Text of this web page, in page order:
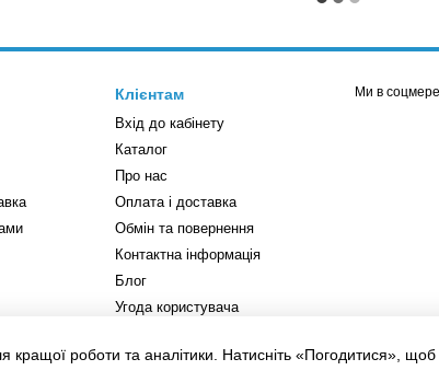
Клієнтам
Вхід до кабінету
Каталог
Про нас
Оплата і доставка
Обмін та повернення
Контактна інформація
Блог
Угода користувача
Ми в
кращої роботи та аналітики. Натисніть «Погодитися»,